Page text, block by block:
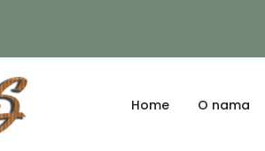
Home O nama